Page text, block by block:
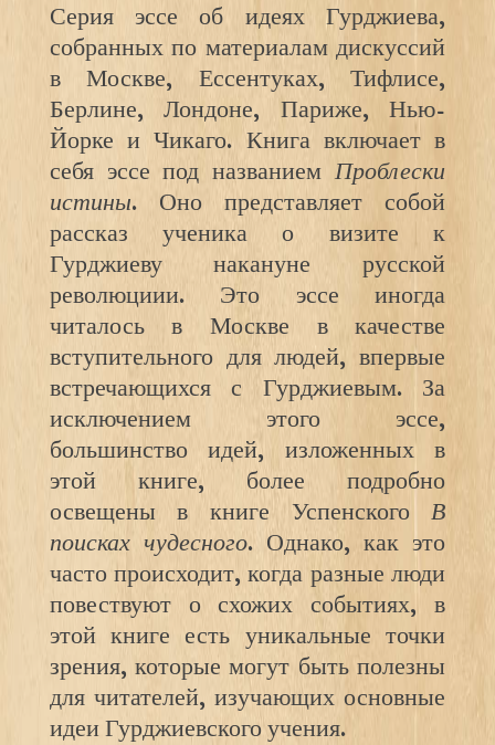
Серия эссе об идеях Гурджиева,
собранных по материалам дискуссий
в Москве, Ессентуках, Тифлисе,
Берлине, Лондоне, Париже, Нью-
Йорке и Чикаго. Книга включает в
себя эссе под названиемПроблески
истины. Оно представляет собой
рассказ ученика о визите к
Гурджиеву накануне русской
революциии. Это эссе иногда
читалось в Москве в качестве
вступительного для людей, впервые
встречающихся с Гурджиевым. За
исключением этого эссе,
большинство идей, изложенных в
этой книге, более подробно
освещены в книге УспенскогоВ
поисках чудесного. Однако, как это
часто происходит, когда разные люди
повествуют о схожих событиях, в
этой книге есть уникальные точки
зрения, которые могут быть полезны
для читателей, изучающих основные
идеи Гурджиевского учения.